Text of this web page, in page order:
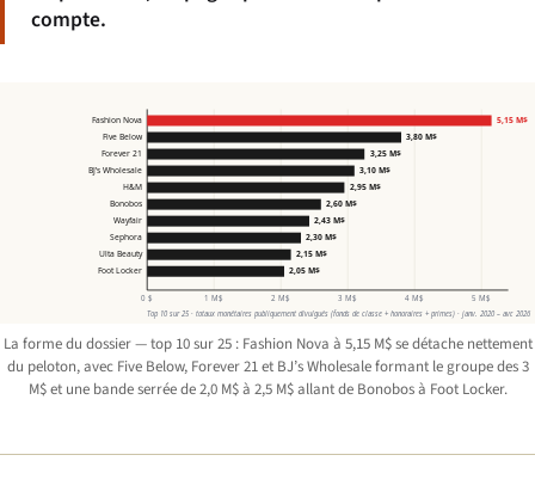
compte.
0 $ 1 M$ 2 M$ 3 M$ 4 M$ 5 M$
Fashion Nova
Five Below
Forever 21
BJ’s Wholesale
H&M
Bonobos
Wayfair
Sephora
Ulta Beauty
Foot Locker
5,15 M$
3,80 M$
3,25 M$
3,10 M$
2,95 M$
2,60 M$
2,43 M$
2,30 M$
2,15 M$
2,05 M$
Top 10 sur 25 · totaux monétaires publiquement divulgués (fonds de classe + honoraires + primes) · janv. 2020 – avr. 2026
La forme du dossier — top 10 sur 25 : Fashion Nova à 5,15 M$ se détache nettement
du peloton, avec Five Below, Forever 21 et BJ’s Wholesale formant le groupe des 3
M$ et une bande serrée de 2,0 M$ à 2,5 M$ allant de Bonobos à Foot Locker.